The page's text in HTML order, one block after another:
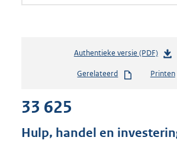
Authentieke versie (PDF)b
s
s
Gerelateerd Printen
33 625
Hulp, handel en